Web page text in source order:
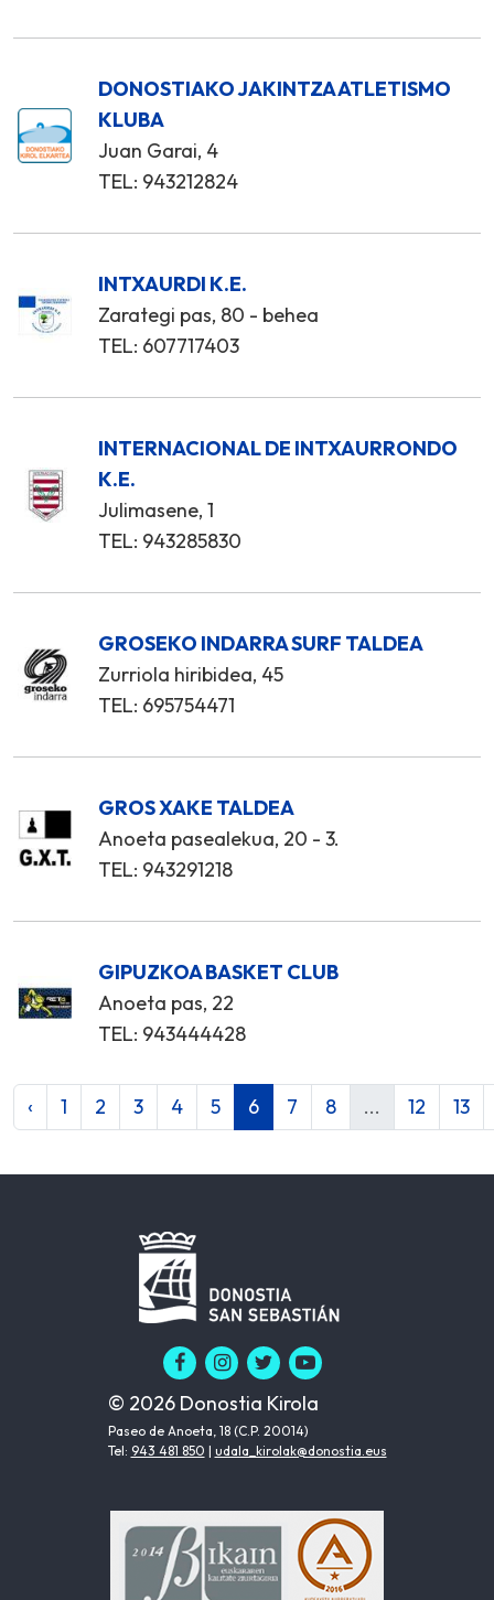
DONOSTIAKO JAKINTZA ATLETISMO
KLUBA
Juan Garai, 4
TEL: 943212824
INTXAURDI K.E.
Zarategi pas, 80 - behea
TEL: 607717403
INTERNACIONAL DE INTXAURRONDO
K.E.
Julimasene, 1
TEL: 943285830
GROSEKO INDARRA SURF TALDEA
Zurriola hiribidea, 45
TEL: 695754471
GROS XAKE TALDEA
Anoeta pasealekua, 20 - 3.
TEL: 943291218
GIPUZKOA BASKET CLUB
Anoeta pas, 22
TEL: 943444428
‹ 1 2 3 4 5 6 7 8 ... 12 13
© 2026 Donostia Kirola
Paseo de Anoeta, 18 (C.P. 20014)
Tel: 943 481 850 | udala_kirolak@donostia.eus